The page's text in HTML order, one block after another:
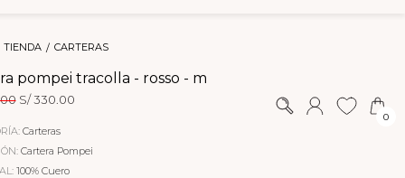
0
TIENDA CARTERAS
pompei tracolla - rosso - m
El
original
era:
S/330.00El
es:
Carteras
Cartera Pompei
100% Cuero